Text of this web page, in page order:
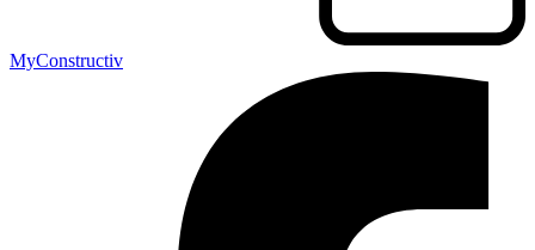
MyConstructiv